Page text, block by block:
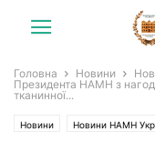
Головна Новини
Президента НАМН з
тканинної...
Новини Новини НАМН